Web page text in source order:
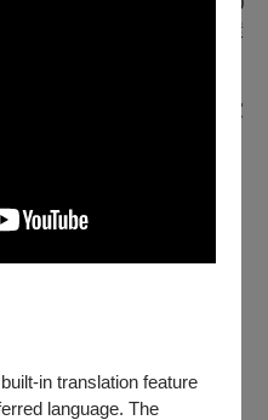
in translation feature
language. The
乏、隔代教養為主的偏鄉環
心中都充滿感謝且願意努力
的「花蓮縣青少年排笛團」
團共同為南部的朋友在國家
的音樂饗宴。
蓮中小學排笛團9周年的節
撫慰人心的聖誕音樂饗宴。
民謠與古典名曲重新改篇,
心裡只有你沒有他/ MIRA
戀/情熱大陸/淚光閃閃/ A
Pe lalomita/Heer U Bent